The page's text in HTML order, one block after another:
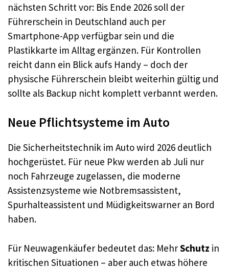
nächsten Schritt vor: Bis Ende 2026 soll der
Führerschein in Deutschland auch per
Smartphone-App verfügbar sein und die
Plastikkarte im Alltag ergänzen. Für Kontrollen
reicht dann ein Blick aufs Handy – doch der
physische Führerschein bleibt weiterhin gültig und
sollte als Backup nicht komplett verbannt werden.​
Neue Pflichtsysteme im Auto
Die Sicherheitstechnik im Auto wird 2026 deutlich
hochgerüstet. Für neue Pkw werden ab Juli nur
noch Fahrzeuge zugelassen, die moderne
Assistenzsysteme wie Notbremsassistent,
Spurhalteassistent und Müdigkeitswarner an Bord
haben.​
Für Neuwagenkäufer bedeutet das: MehrSchutz in
kritischen Situationen – aber auch etwas höhere